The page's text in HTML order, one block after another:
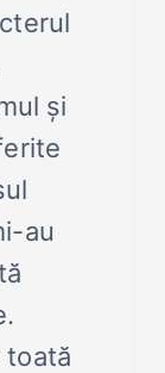
și
au
toată